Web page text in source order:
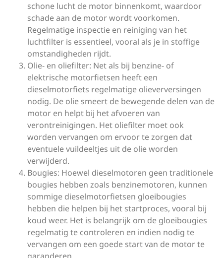
schone lucht de motor binnenkomt, waardoor
schade aan de motor wordt voorkomen.
Regelmatige inspectie en reiniging van het
luchtfilter is essentieel, vooral als je in stoffige
omstandigheden rijdt.
Olie- en oliefilter: Net als bij benzine- of
elektrische motorfietsen heeft een
dieselmotorfiets regelmatige olieverversingen
nodig. De olie smeert de bewegende delen van de
motor en helpt bij het afvoeren van
verontreinigingen. Het oliefilter moet ook
worden vervangen om ervoor te zorgen dat
eventuele vuildeeltjes uit de olie worden
verwijderd.
Bougies: Hoewel dieselmotoren geen traditionele
bougies hebben zoals benzinemotoren, kunnen
sommige dieselmotorfietsen gloeibougies
hebben die helpen bij het startproces, vooral bij
koud weer. Het is belangrijk om de gloeibougies
regelmatig te controleren en indien nodig te
vervangen om een goede start van de motor te